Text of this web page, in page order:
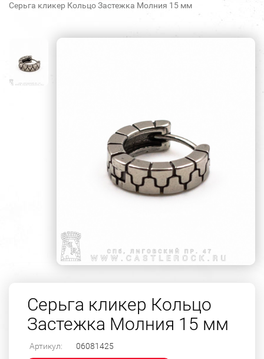
Серьга кликер Кольцо Застежка Молния 15 мм
Серьга кликер Кольцо
Застежка Молния 15 мм
Артикул: 06081425